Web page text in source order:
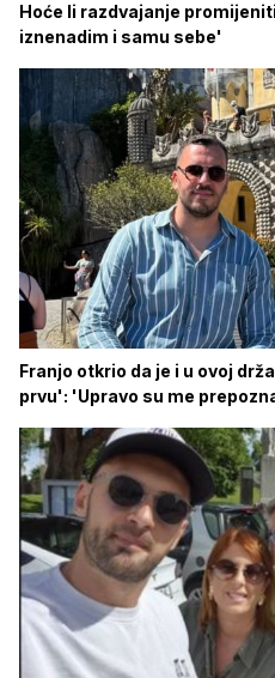
Hoće li razdvajanje
iznenadim i samu sebe'
Franjo otkrio da je i u ovoj
prvu': 'Upravo su me